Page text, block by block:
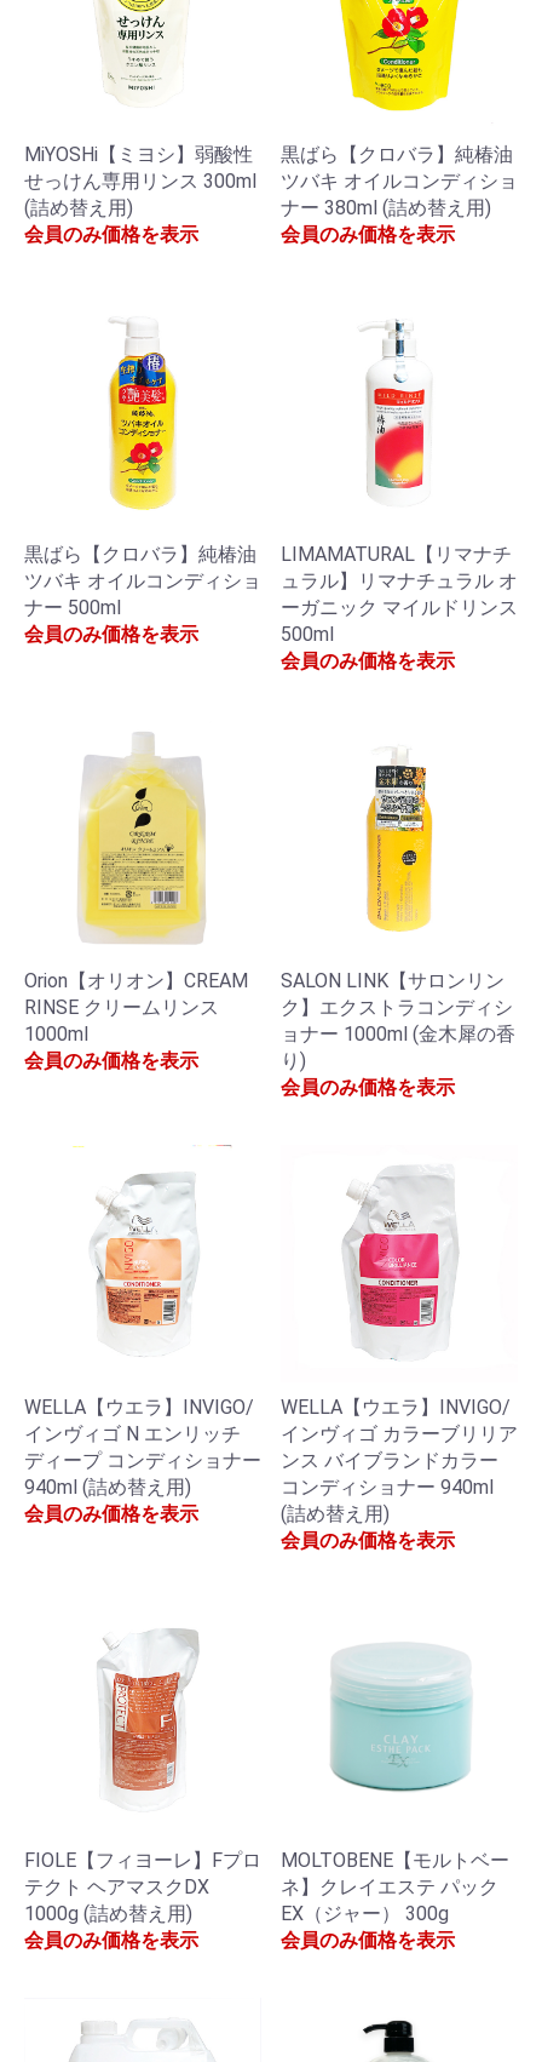
MiYOSHi【ミヨシ】弱酸性
せっけん専用リンス 300ml
(詰め替え用)
会員のみ価格を表示
黒ばら【クロバラ】純椿油
ツバキ オイルコンディショ
ナー 380ml (詰め替え用)
会員のみ価格を表示
黒ばら【クロバラ】純椿油
ツバキ オイルコンディショ
ナー 500ml
会員のみ価格を表示
LIMAMATURAL【リマナチ
ュラル】リマナチュラル オ
ーガニック マイルドリンス
500ml
会員のみ価格を表示
Orion【オリオン】CREAM
RINSE クリームリンス
1000ml
会員のみ価格を表示
SALON LINK【サロンリン
ク】エクストラコンディシ
ョナー 1000ml (金木犀の香
り)
会員のみ価格を表示
WELLA【ウエラ】INVIGO/
インヴィゴ N エンリッチ
ディープ コンディショナー
940ml (詰め替え用)
会員のみ価格を表示
WELLA【ウエラ】INVIGO/
インヴィゴ カラーブリリア
ンス バイブランドカラー
コンディショナー 940ml
(詰め替え用)
会員のみ価格を表示
FIOLE【フィヨーレ】Fプロ
テクト ヘアマスクDX
1000g (詰め替え用)
会員のみ価格を表示
MOLTOBENE【モルトベー
ネ】クレイエステ パック
EX（ジャー） 300g
会員のみ価格を表示